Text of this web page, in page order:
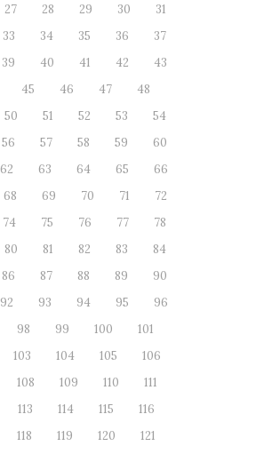
27 28 29 30
31
33 34 35 36
37
39 40 41 42
43
45 46 47
48
50 51 52 53
54
56 57 58 59
60
62 63 64 65
66
68 69 70 71
72
74 75 76 77
78
80 81 82 83
84
86 87 88 89
90
92 93 94 95
96
98 99 100
101
103 104 105
106
108 109 110
111
113 114 115
116
118 119 120
121